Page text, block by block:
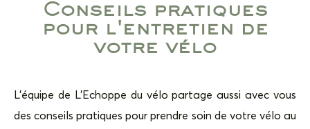
Conseils pratiques
pour l'entretien de
votre vélo
L’équipe de L’Echoppe du vélo partage aussi avec vous
des conseils pratiques pour prendre soin de votre vélo au